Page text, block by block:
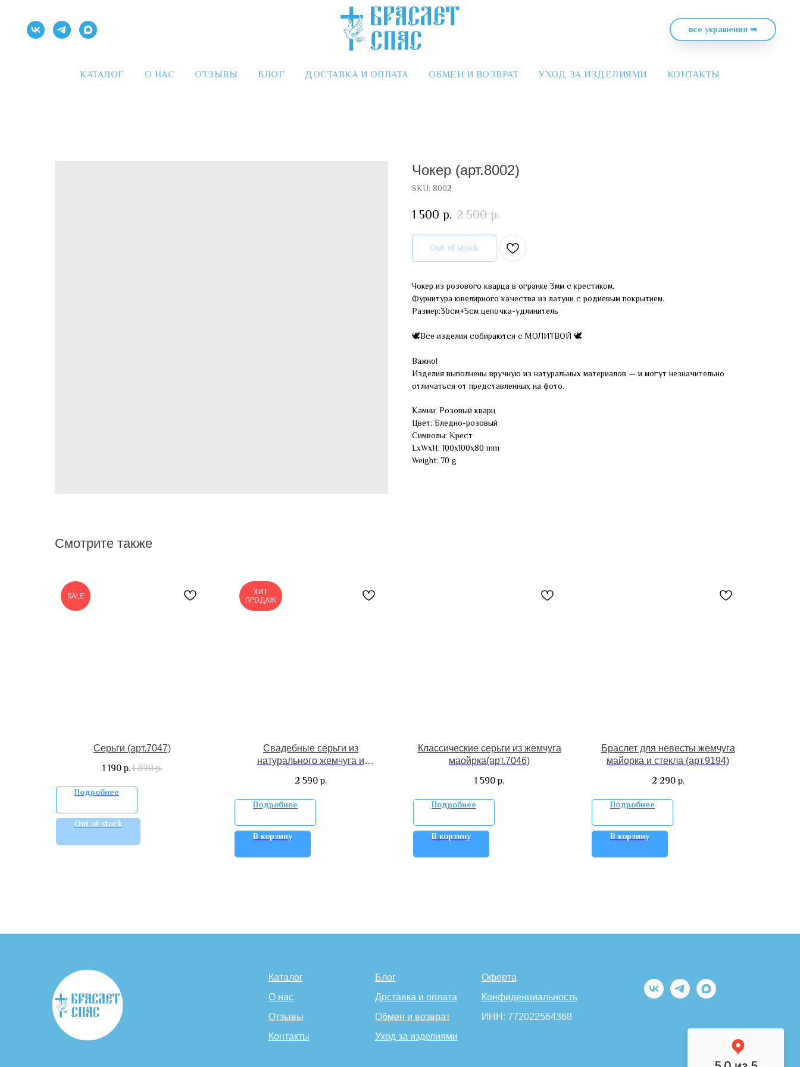
все украшения ➡
КАТАЛОГ О НАС ОТЗЫВЫ БЛОГ ДОСТАВКА И ОПЛАТА ОБМЕН И ВОЗВРАТ УХОД ЗА ИЗДЕЛИЯМИ КОНТАКТЫ
Чокер (арт.8002)
SKU: 8002
1 500 р. 2 500 р.
Out of stock
Чокер из розового кварца в огранке 3мм с крестиком.
Фурнитура ювелирного качества из латуни с родиевым покрытием.
Размер:36см+5см цепочка-удлинитель
🕊Все изделия собираются с МОЛИТВОЙ 🕊
Важно!
Изделия выполнены вручную из натуральных материалов — и могут незначительно
отличаться от представленных на фото.
Камни: Розовый кварц
Цвет: Бледно-розовый
Символы: Крест
LxWxH: 100x100x80 mm
Weight: 70 g
Смотрите также
SALE
Серьги (арт.7047)
1 190 р.1 890 р.
Подробнее
Out of stock
ХИТ
ПРОДАЖ
Свадебные серьги из
натурального жемчуга и
2 590 р.
Подробнее
В корзину
Классические серьги из жемчуга
маойрка(арт.7046)
1 590 р.
Подробнее
В корзину
Браслет для невесты жемчуга
майорка и стекла (арт.9194)
2 290 р.
Подробнее
В корзину
Каталог
О нас
Отзывы
Контакты
Блог
Доставка и оплата
Обмен и возврат
Уход за изделиями
Оферта
Конфиденциальность
ИНН: 772022564368